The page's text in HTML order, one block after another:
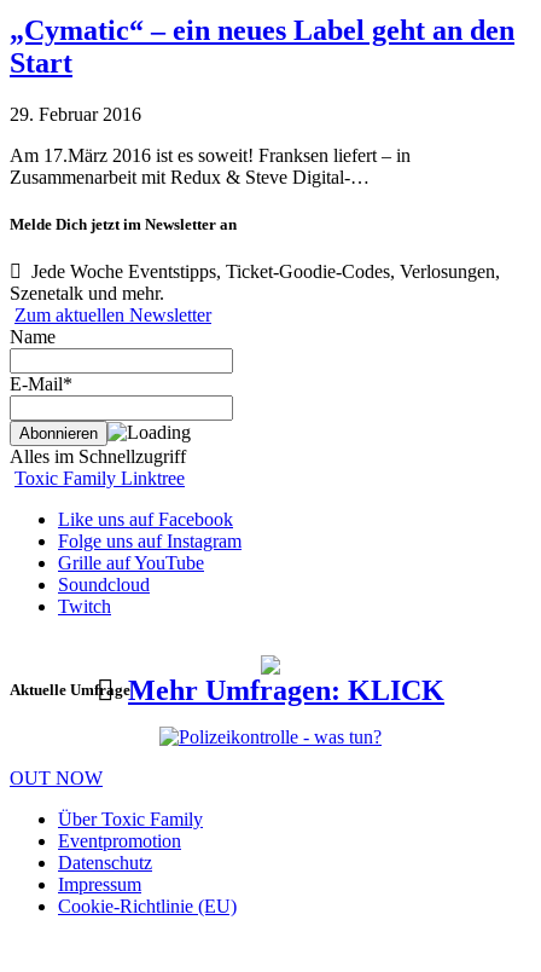
„Cymatic“ – ein neues Label geht an den
Start
29. Februar 2016
Am 17.März 2016 ist es soweit! Franksen liefert – in
Zusammenarbeit mit Redux & Steve Digital-…
Melde Dich jetzt im Newsletter an
Jede Woche Eventstipps, Ticket-Goodie-Codes, Verlosungen,
Szenetalk und mehr.
Zum aktuellen Newsletter
Name
E-Mail*
Alles im Schnellzugriff
Toxic Family Linktree
Like uns auf Facebook
Folge uns auf Instagram
Grille auf YouTube
Soundcloud
Twitch
Aktuelle UmfrageMehr Umfragen: KLICK
OUT NOW
Über Toxic Family
Eventpromotion
Datenschutz
Impressum
Cookie-Richtlinie (EU)